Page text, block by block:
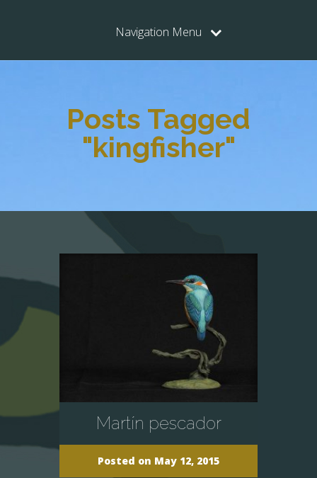
Navigation Menu
Posts Tagged
"kingfisher"
Martín pescador
Posted on May 12, 2015